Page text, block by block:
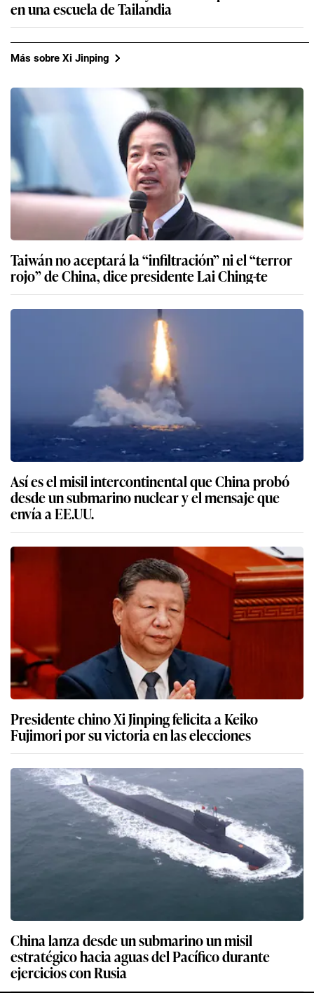
en una escuela de Tailandia
Más sobre Xi Jinping
Taiwán no aceptará la “infiltración” ni el “terror
rojo” de China, dice presidente Lai Ching-te
Así es el misil intercontinental que China probó
desde un submarino nuclear y el mensaje que
envía a EE.UU.
Presidente chino Xi Jinping felicita a Keiko
Fujimori por su victoria en las elecciones
China lanza desde un submarino un misil
estratégico hacia aguas del Pacífico durante
ejercicios con Rusia